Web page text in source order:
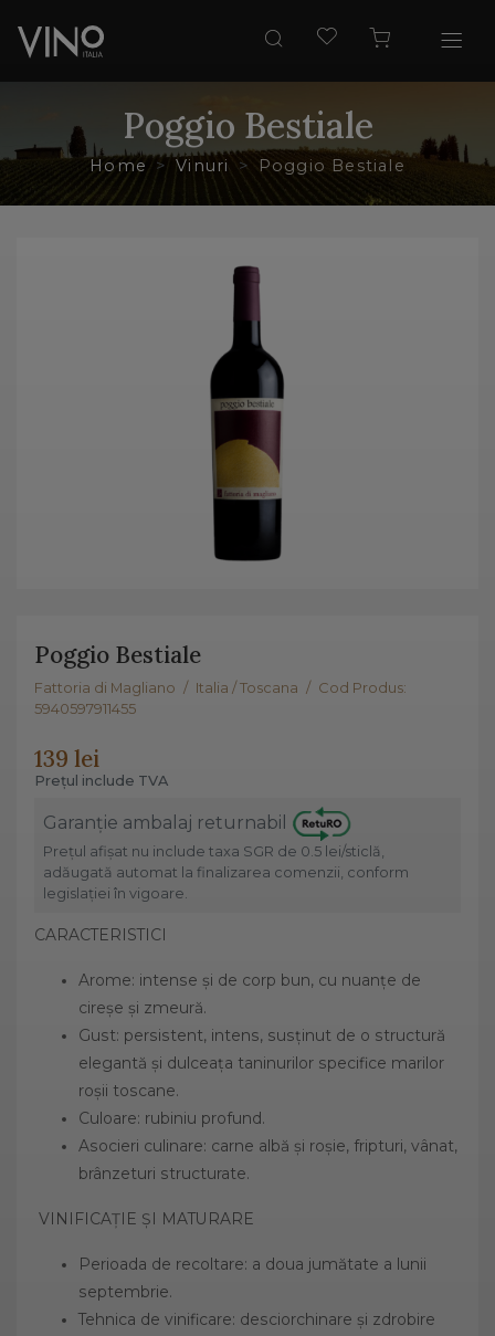
Poggio Bestiale
Home Vinuri Poggio Bestiale
Poggio Bestiale
Fattoria di Magliano / Italia / Toscana / Cod Produs:
5940597911455
139 lei
Prețul include TVA
Garanție ambalaj returnabil
Prețul afișat nu include taxa SGR de 0.5 lei/sticlă,
adăugată automat la finalizarea comenzii, conform
legislației în vigoare.
CARACTERISTICI
Arome: intense și de corp bun, cu nuanțe de
cireșe și zmeură.
Gust: persistent, intens, susținut de o structură
elegantă și dulceața taninurilor specifice marilor
roșii toscane.
Culoare: rubiniu profund.
Asocieri culinare: carne albă și roșie, fripturi, vânat,
brânzeturi structurate.
VINIFICAȚIE ȘI MATURARE
Perioada de recoltare: a doua jumătate a lunii
septembrie.
Tehnica de vinificare: desciorchinare și zdrobire